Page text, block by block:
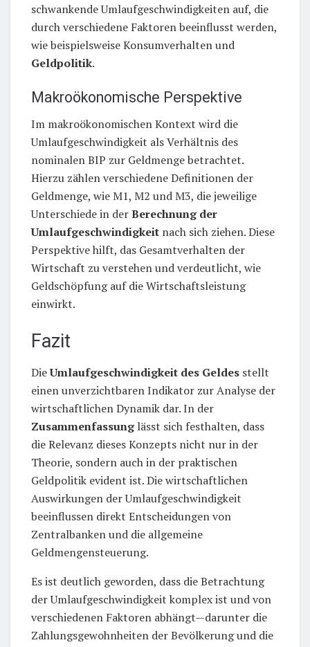
schwankende Umlaufgeschwindigkeiten auf, die
durch verschiedene Faktoren beeinflusst werden,
wie beispielsweise Konsumverhalten und
Geldpolitik.
Makroökonomische Perspektive
Im makroökonomischen Kontext wird die
Umlaufgeschwindigkeit als Verhältnis des
nominalen BIP zur Geldmenge betrachtet.
Hierzu zählen verschiedene Definitionen der
Geldmenge, wie M1, M2 und M3, die jeweilige
Unterschiede in derBerechnung der
Umlaufgeschwindigkeit nach sich ziehen. Diese
Perspektive hilft, das Gesamtverhalten der
Wirtschaft zu verstehen und verdeutlicht, wie
Geldschöpfung auf die Wirtschaftsleistung
einwirkt.
Fazit
DieUmlaufgeschwindigkeit des Geldes stellt
einen unverzichtbaren Indikator zur Analyse der
wirtschaftlichen Dynamik dar. In der
Zusammenfassunglässt sich festhalten, dass
die Relevanz dieses Konzepts nicht nur in der
Theorie, sondern auch in der praktischen
Geldpolitik evident ist. Die wirtschaftlichen
Auswirkungen der Umlaufgeschwindigkeit
beeinflussen direkt Entscheidungen von
Zentralbanken und die allgemeine
Geldmengensteuerung.
Es ist deutlich geworden, dass die Betrachtung
der Umlaufgeschwindigkeit komplex ist und von
verschiedenen Faktoren abhängt—darunter die
Zahlungsgewohnheiten der Bevölkerung und die